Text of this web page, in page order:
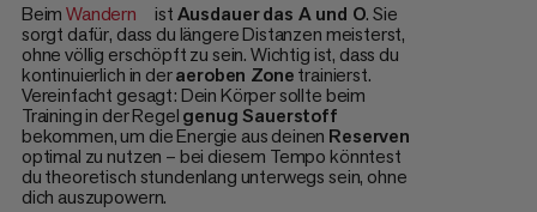
BeimWandern istAusdauerdas A und O. Sie
sorgt dafür, dass du längere Distanzen meisterst,
ohne völlig erschöpft zu sein. Wichtig ist, dass du
kontinuierlich in deraeroben Zonetrainierst.
Vereinfacht gesagt: Dein Körper sollte beim
Training in der Regelgenug Sauerstoff
bekommen, um die Energie aus deinen Reserven
optimal zu nutzen – bei diesem Tempo könntest
du theoretisch stundenlang unterwegs sein, ohne
dich auszupowern.